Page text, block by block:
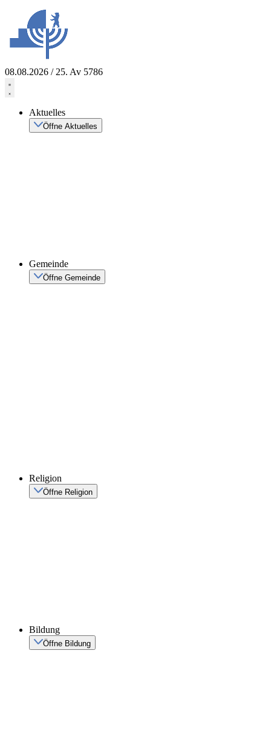
springen
08.08.2026 / 25. Av 5786
Aktuelles
Öffne Aktuelles
Gemeinde
Öffne Gemeinde
Religion
Öffne Religion
Bildung
Öffne Bildung